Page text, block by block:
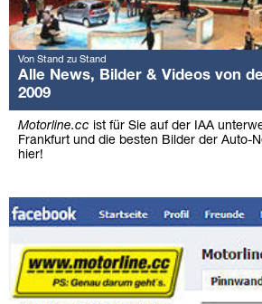
Von Stand zu Stand
Alle News, Bilder & Videos von
2009
Motorline.cc ist für Sie auf der IAA
Frankfurt und die besten Bilder der Auto-
hier!